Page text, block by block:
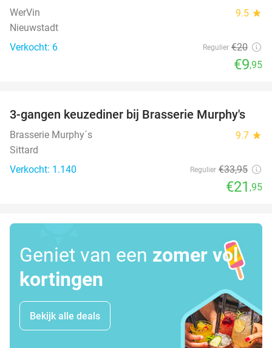
WerVin 9.5 star
Nieuwstadt
Verkocht: 6
Regulier €20
€9,95
35%
3-gangen keuzediner bij Brasserie Murphy's
Brasserie Murphy´s 9.7 star
Sittard
Verkocht: 1.140
Regulier €33,95
€21 ,95
Geniet van een zomer vol
kortingen
Bekijk alle deals